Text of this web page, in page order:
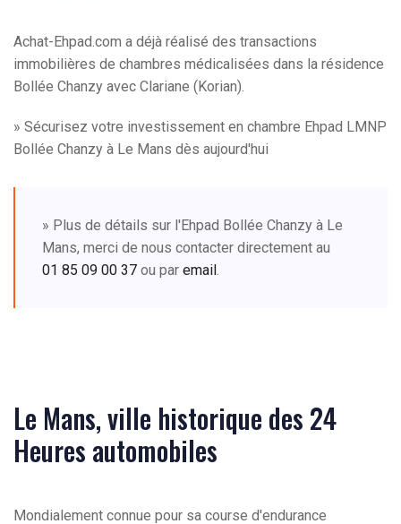
Achat-Ehpad.com a déjà réalisé des transactions
immobilières de chambres médicalisées dans la résidence
Bollée Chanzy avec Clariane (Korian).
» Sécurisez votre investissement en chambre Ehpad LMNP
Bollée Chanzy à Le Mans dès aujourd'hui
» Plus de détails sur l'Ehpad Bollée Chanzy à Le
Mans, merci de nous contacter directement au
01 85 09 00 37 ou par email
Le Mans, ville historique des 24
Heures automobiles
Mondialement connue pour sa course d'endurance